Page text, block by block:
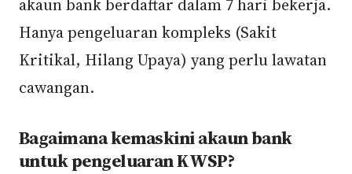
akaun bank berdaftar dalam 7 hari bekerja.
Hanya pengeluaran kompleks (Sakit
Kritikal, Hilang Upaya) yang perlu lawatan
cawangan.
Bagaimana kemaskini akaun bank
untuk pengeluaran KWSP?